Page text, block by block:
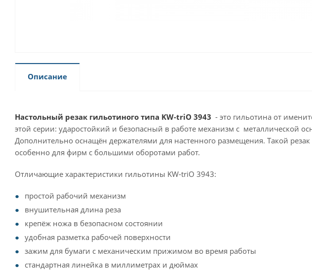
Описание
Настольный резак гильотиного типа KW-triO 3943 - это гильотина от
этой серии: ударостойкий и безопасный в работе механизм с металлической
Дополнительно оснащён держателями для настенного размещения. Такой
особенно для фирм с большими оборотами работ.
Отличающие характеристики гильотины KW-triO 3943:
простой рабочий механизм
внушительная длина реза
крепёж ножа в безопасном состоянии
удобная разметка рабочей поверхности
зажим для бумаги с механическим прижимом во время работы
стандартная линейка в миллиметрах и дюймах